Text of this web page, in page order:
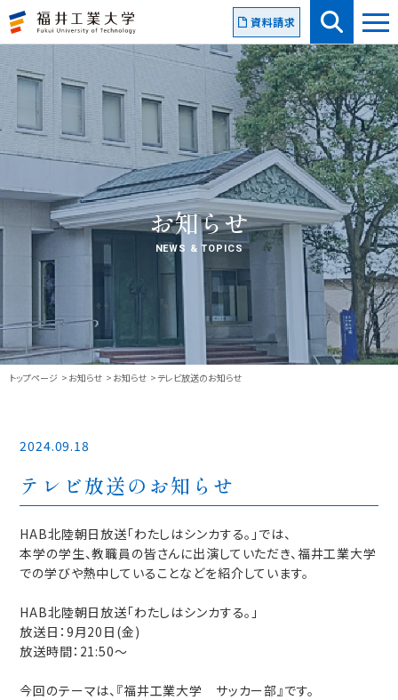
資料請求
お知らせ
NEWS & TOPICS
トップページ お知らせ お知らせ テレビ放送のお知らせ
2024.09.18
テレビ放送のお知らせ
HAB北陸朝日放送「わたしはシンカする。」では、
本学の学生、教職員の皆さんに出演していただき、福井工業大学
での学びや熱中していることなどを紹介しています。
HAB北陸朝日放送「わたしはシンカする。」
放送日：9月20日(金)
放送時間：21:50～
今回のテーマは、『福井工業大学 サッカー部』です。